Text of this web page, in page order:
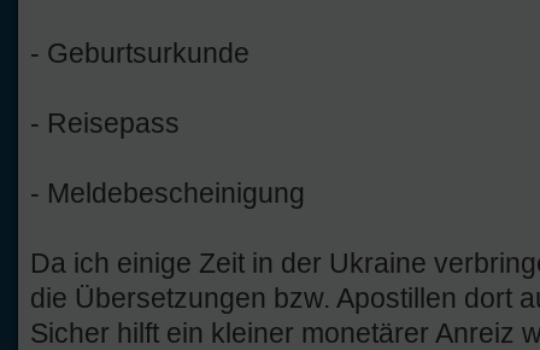
- Geburtsurkunde
- Reisepass
- Meldebescheinigung
Da ich einige Zeit in der Ukraine
die Übersetzungen bzw. Apostillen dort
Sicher hilft ein kleiner monetärer Anreiz